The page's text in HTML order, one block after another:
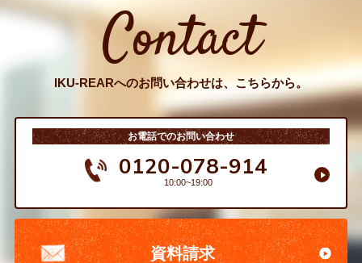
Contact
IKU-REARへのお問い合わせは、こちらから。
お電話でのお問い合わせ
0120-078-914
10:00~19:00
資料請求